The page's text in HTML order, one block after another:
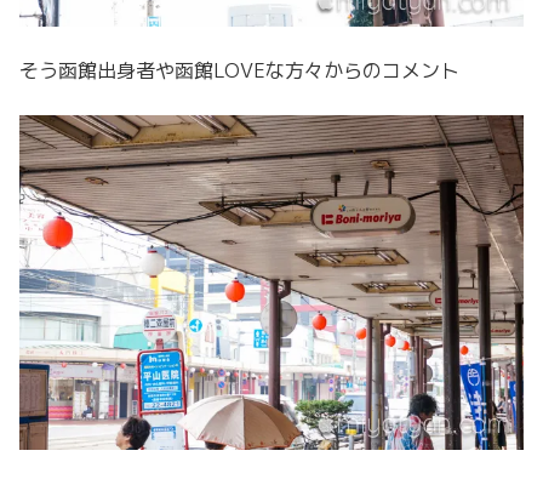
そう函館出身者や函館LOVEな方々からのコメント